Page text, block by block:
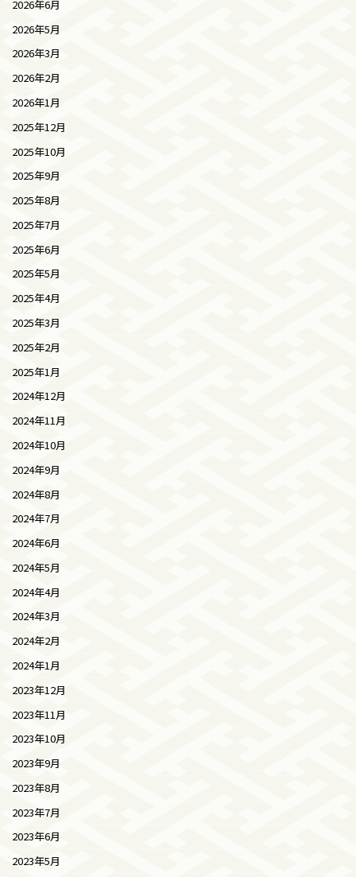
2026年6月
2026年5月
2026年3月
2026年2月
2026年1月
2025年12月
2025年10月
2025年9月
2025年8月
2025年7月
2025年6月
2025年5月
2025年4月
2025年3月
2025年2月
2025年1月
2024年12月
2024年11月
2024年10月
2024年9月
2024年8月
2024年7月
2024年6月
2024年5月
2024年4月
2024年3月
2024年2月
2024年1月
2023年12月
2023年11月
2023年10月
2023年9月
2023年8月
2023年7月
2023年6月
2023年5月